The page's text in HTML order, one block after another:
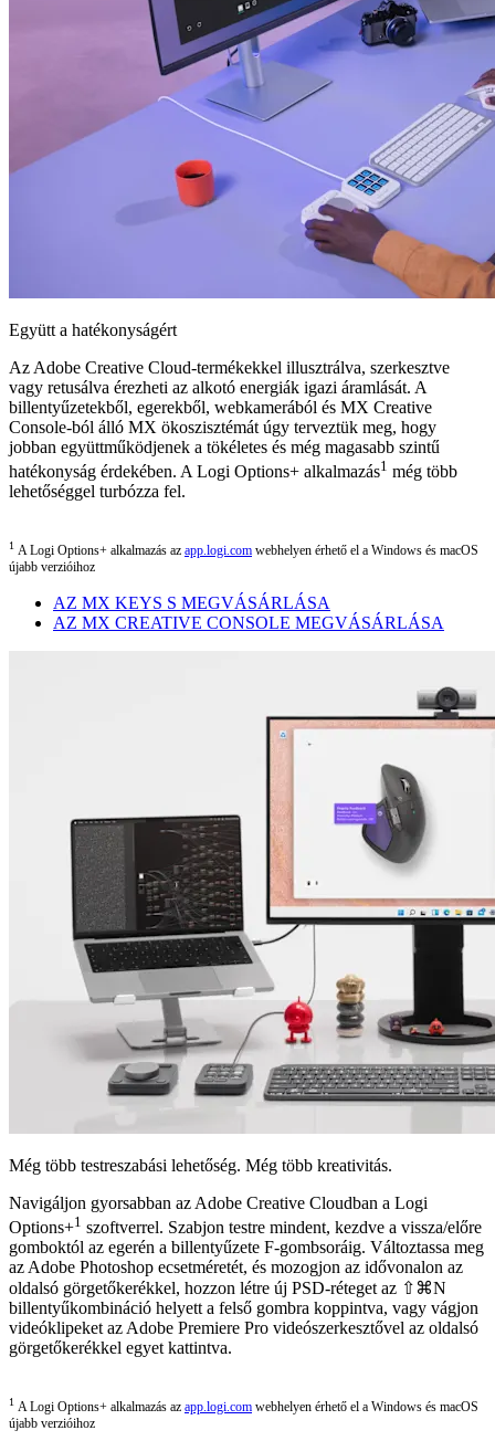
Együtt a hatékonyságért
Az Adobe Creative Cloud-termékekkel illusztrálva, szerkesztve
vagy retusálva érezheti az alkotó energiák igazi áramlását. A
billentyűzetekből, egerekből, webkamerából és MX Creative
Console-ból álló MX ökoszisztémát úgy terveztük meg, hogy
jobban együttműködjenek a tökéletes és még magasabb szintű
hatékonyság érdekében. A Logi Options+ alkalmazás1 még több
lehetőséggel turbózza fel.
1 A Logi Options+ alkalmazás az app.logi.com webhelyen érhető el a Windows és macOS
újabb verzióihoz
AZ MX KEYS S MEGVÁSÁRLÁSA
AZ MX CREATIVE CONSOLE MEGVÁSÁRLÁSA
Még több testreszabási lehetőség. Még több kreativitás.
Navigáljon gyorsabban az Adobe Creative Cloudban a Logi
Options+1 szoftverrel. Szabjon testre mindent, kezdve a vissza/előre
gomboktól az egerén a billentyűzete F-gombsoráig. Változtassa meg
az Adobe Photoshop ecsetméretét, és mozogjon az idővonalon az
oldalsó görgetőkerékkel, hozzon létre új PSD-réteget az ⇧⌘N
billentyűkombináció helyett a felső gombra koppintva, vagy vágjon
videóklipeket az Adobe Premiere Pro videószerkesztővel az oldalsó
görgetőkerékkel egyet kattintva.
1 A Logi Options+ alkalmazás az app.logi.com webhelyen érhető el a Windows és macOS
újabb verzióihoz